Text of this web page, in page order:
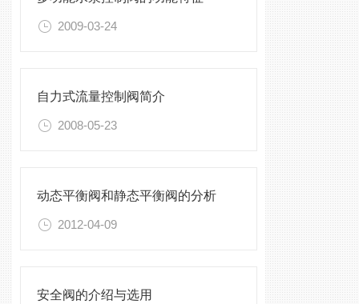
2009-03-24
自力式流量控制阀简介
2008-05-23
动态平衡阀和静态平衡阀的分析
2012-04-09
安全阀的介绍与选用